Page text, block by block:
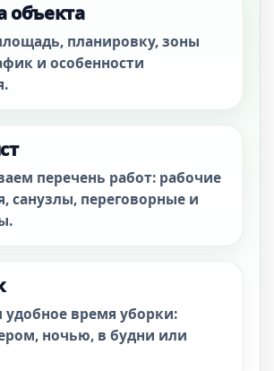
объекта
планировку, зоны
и особенности
перечень работ: рабочие
санузлы, переговорные и
время уборки:
ночью, в будни или